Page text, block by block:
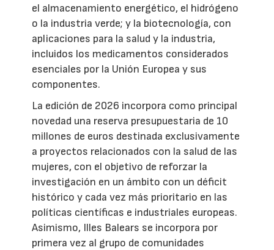
el almacenamiento energético, el hidrógeno
o la industria verde; y la biotecnología, con
aplicaciones para la salud y la industria,
incluidos los medicamentos considerados
esenciales por la Unión Europea y sus
componentes.
La edición de 2026 incorpora como principal
novedad una reserva presupuestaria de 10
millones de euros destinada exclusivamente
a proyectos relacionados con la salud de las
mujeres, con el objetivo de reforzar la
investigación en un ámbito con un déficit
histórico y cada vez más prioritario en las
políticas científicas e industriales europeas.
Asimismo, Illes Balears se incorpora por
primera vez al grupo de comunidades